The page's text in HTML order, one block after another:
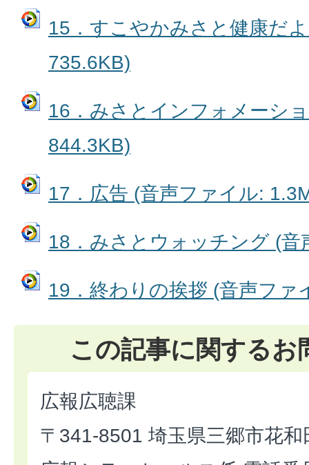
15．すこやかみさと健康だ
735.6KB)
16．みさとインフォメーシ
844.3KB)
17．広告 (音声ファイル:
18．みさとウォッチング (
19．終わりの挨拶 (音声ファ
この記事に関するお
広報広聴課
〒341-8501 埼玉県三郷市花